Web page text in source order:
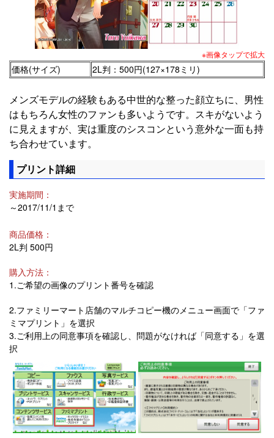
※画像タップで拡大
価格(サイズ) 2L判：500円(127×178ミリ)
メンズモデルの経験もある中世的な整った顔立ちに、男性
はもちろん女性のファンも多いようです。スキがないよう
に見えますが、実は重度のシスコンという意外な一面も持
ち合わせています。
プリント詳細
実施期間：
～2017/11/1まで
商品価格：
2L判 500円
購入方法：
1.ご希望の画像のプリント番号を確認
2.ファミリーマート店舗のマルチコピー機のメニュー画面で「ファ
ミマプリント」を選択
3.ご利用上の同意事項を確認し、問題がなければ「同意する」を選
択